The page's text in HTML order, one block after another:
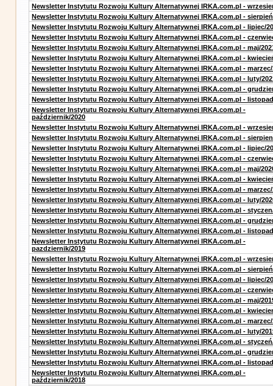
Newsletter Instytutu Rozwoju Kultury Alternatywnej IRKA.com.pl -
Newsletter Instytutu Rozwoju Kultury Alternatywnej IRKA.com.pl -
Newsletter Instytutu Rozwoju Kultury Alternatywnej IRKA.com.pl - lipiec/
Newsletter Instytutu Rozwoju Kultury Alternatywnej IRKA.com.pl -
Newsletter Instytutu Rozwoju Kultury Alternatywnej IRKA.com.pl - maj/
Newsletter Instytutu Rozwoju Kultury Alternatywnej IRKA.com.pl -
Newsletter Instytutu Rozwoju Kultury Alternatywnej IRKA.com.pl - marzec/
Newsletter Instytutu Rozwoju Kultury Alternatywnej IRKA.com.pl - luty/
Newsletter Instytutu Rozwoju Kultury Alternatywnej IRKA.com.pl -
Newsletter Instytutu Rozwoju Kultury Alternatywnej IRKA.com.pl -
Newsletter Instytutu Rozwoju Kultury Alternatywnej IRKA.com.pl -
październik/2020
Newsletter Instytutu Rozwoju Kultury Alternatywnej IRKA.com.pl -
Newsletter Instytutu Rozwoju Kultury Alternatywnej IRKA.com.pl -
Newsletter Instytutu Rozwoju Kultury Alternatywnej IRKA.com.pl - lipiec/
Newsletter Instytutu Rozwoju Kultury Alternatywnej IRKA.com.pl -
Newsletter Instytutu Rozwoju Kultury Alternatywnej IRKA.com.pl - maj/
Newsletter Instytutu Rozwoju Kultury Alternatywnej IRKA.com.pl -
Newsletter Instytutu Rozwoju Kultury Alternatywnej IRKA.com.pl - marzec/
Newsletter Instytutu Rozwoju Kultury Alternatywnej IRKA.com.pl - luty/
Newsletter Instytutu Rozwoju Kultury Alternatywnej IRKA.com.pl -
Newsletter Instytutu Rozwoju Kultury Alternatywnej IRKA.com.pl -
Newsletter Instytutu Rozwoju Kultury Alternatywnej IRKA.com.pl -
Newsletter Instytutu Rozwoju Kultury Alternatywnej IRKA.com.pl -
pazdziernik/2019
Newsletter Instytutu Rozwoju Kultury Alternatywnej IRKA.com.pl -
Newsletter Instytutu Rozwoju Kultury Alternatywnej IRKA.com.pl -
Newsletter Instytutu Rozwoju Kultury Alternatywnej IRKA.com.pl - lipiec/
Newsletter Instytutu Rozwoju Kultury Alternatywnej IRKA.com.pl -
Newsletter Instytutu Rozwoju Kultury Alternatywnej IRKA.com.pl - maj/
Newsletter Instytutu Rozwoju Kultury Alternatywnej IRKA.com.pl -
Newsletter Instytutu Rozwoju Kultury Alternatywnej IRKA.com.pl - marzec/
Newsletter Instytutu Rozwoju Kultury Alternatywnej IRKA.com.pl - luty/
Newsletter Instytutu Rozwoju Kultury Alternatywnej IRKA.com.pl -
Newsletter Instytutu Rozwoju Kultury Alternatywnej IRKA.com.pl -
Newsletter Instytutu Rozwoju Kultury Alternatywnej IRKA.com.pl -
Newsletter Instytutu Rozwoju Kultury Alternatywnej IRKA.com.pl -
październik/2018